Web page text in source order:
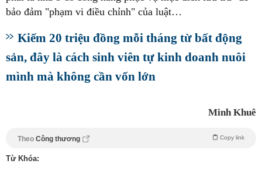
bảo đảm "phạm vi điều chỉnh" của luật…
Kiếm 20 triệu đồng mỗi tháng từ bất động
sản, đây là cách sinh viên tự kinh doanh nuôi
mình mà không cần vốn lớn
Minh Khuê
Theo Công thương Copy link
Từ Khóa: